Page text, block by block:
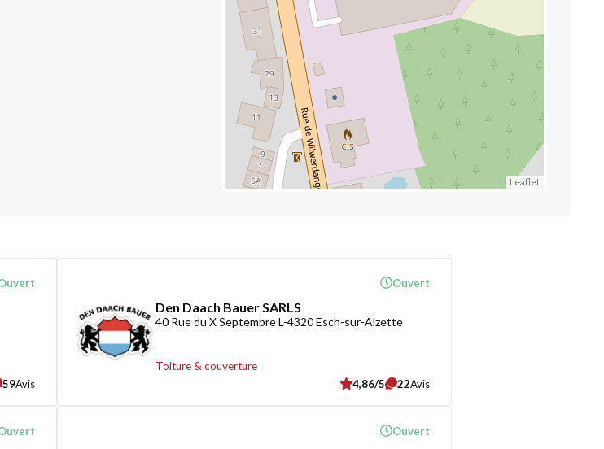
Leaflet
59Avis
Den Daach Bauer SARLS
40 Rue du X Septembre L-4320 Esch-sur-Alzette
Toiture & couverture
Ouvert
4,86/5 22Avis
Ouvert